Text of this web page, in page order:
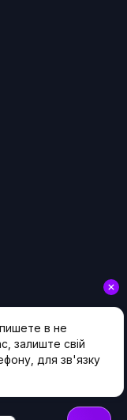
захищені